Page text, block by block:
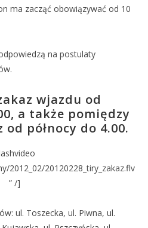
ma zacząć obowiązywać od 10
na postulaty
wjazdu od
a także pomiędzy
od północy do 4.00.
2012_02/20120228_tiry_zakaz.flv
” /]
ul. Toszecka, ul. Piwna, ul.